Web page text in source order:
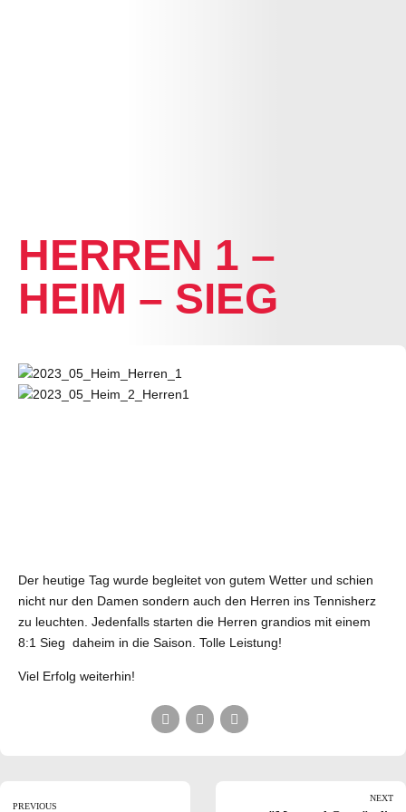
HERREN 1 –
HEIM – SIEG
Der heutige Tag wurde begleitet von gutem Wetter und schien
nicht nur den Damen sondern auch den Herren ins Tennisherz
zu leuchten. Jedenfalls starten die Herren grandios mit einem
8:1 Sieg daheim in die Saison. Tolle Leistung!
Viel Erfolg weiterhin!
PREVIOUS
NEXT